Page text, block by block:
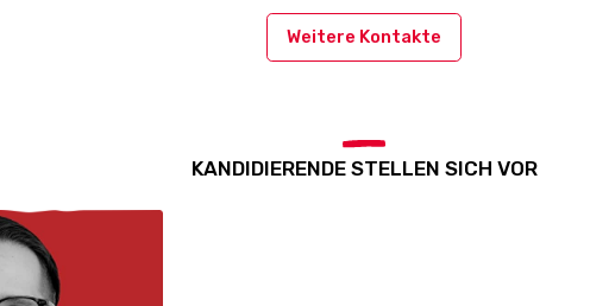
Weitere Kontakte
KANDIDIERENDE STELLEN SICH VOR